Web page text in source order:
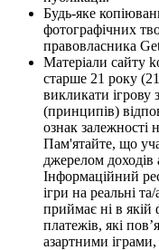
Будь-яке
фотографічних
правовласника
Матеріали сайту
старше 21 року
викликати ігрову
(принципів)
ознак залежності
Пам'ятайте, що
джерелом доходів
Інформаційний
ігри на реальні
приймає ні в якій
платежів, які
азартними